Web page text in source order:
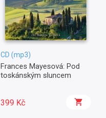
CD (mp3)
Frances Mayesová: Pod
toskánským sluncem
399 Kč